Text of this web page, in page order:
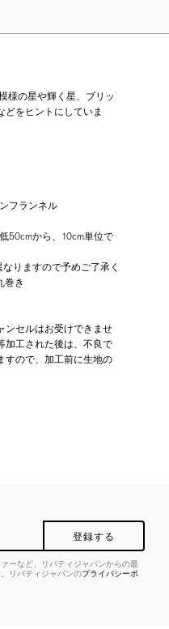
様の星や輝く星、ブリッ
どをヒントにしていま
フランネル
50cmから、10cm単位で
りますので予めご了承く
巻き
ンセルはお受けできませ
加工された後は、不良で
すので、加工前に生地の
登録する
ーなど、リバティジャパンからの最
リバティジャパンのプライバシーポ